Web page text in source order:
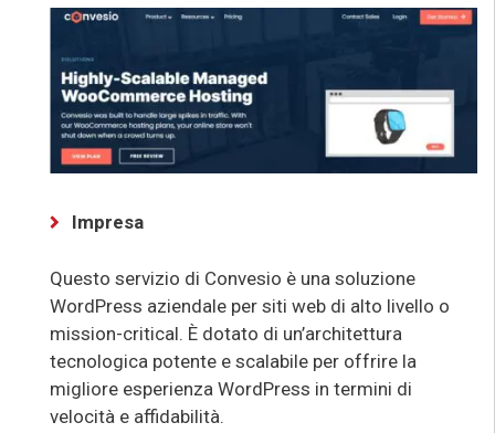
Impresa
Questo servizio di Convesio è una soluzione
WordPress aziendale per siti web di alto livello o
mission-critical. È dotato di un’architettura
tecnologica potente e scalabile per offrire la
migliore esperienza WordPress in termini di
velocità e affidabilità.